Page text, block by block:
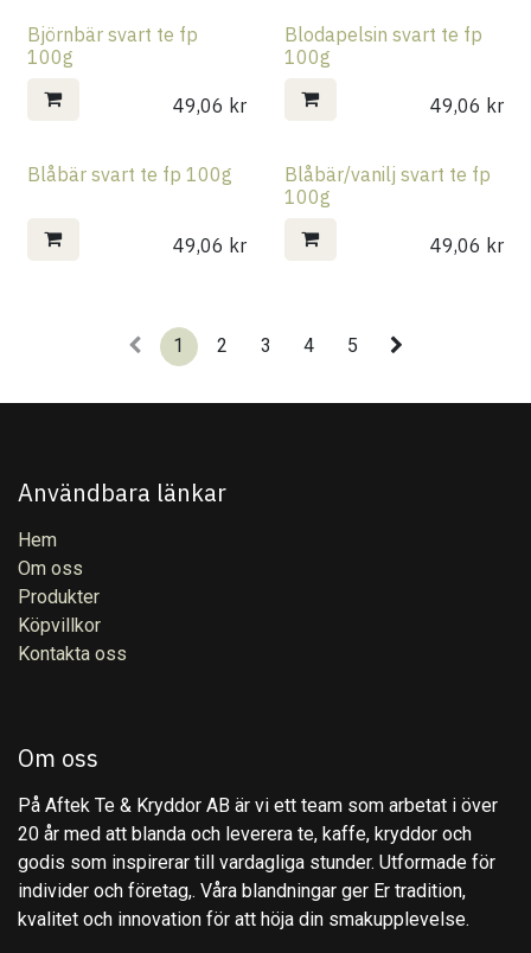
Björnbär svart te fp
100g
49,06 kr
Blodapelsin svart te fp
100g
49,06 kr
Blåbär svart te fp 100g
49,06 kr
Blåbär/vanilj svart te fp
100g
49,06 kr
1 2 3 4 5
Användbara länkar
Hem
Om oss
Produkter
Köpvillkor
Kontakta oss
Om oss
På Aftek Te & Kryddor AB är vi ett team som arbetat i över
20 år med att blanda och leverera te, kaffe, kryddor och
godis som inspirerar till vardagliga stunder. Utformade för
individer och företag,. Våra blandningar ger Er tradition,
kvalitet och innovation för att höja din smakupplevelse.